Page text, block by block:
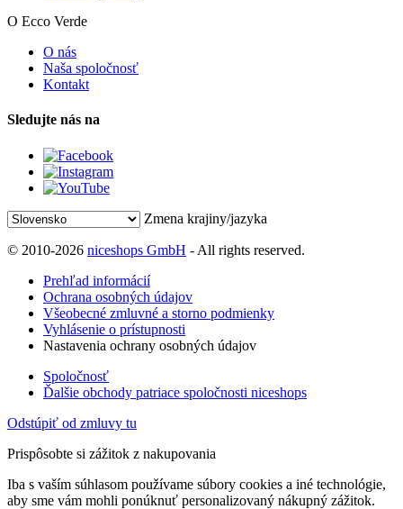
O Ecco Verde
O nás
Naša spoločnosť
Kontakt
Sledujte nás na
Zmena krajiny/jazyka
© 2010-2026 niceshops GmbH - All rights reserved.
Prehľad informácií
Ochrana osobných údajov
Všeobecné zmluvné a storno podmienky
Vyhlásenie o prístupnosti
Nastavenia ochrany osobných údajov
Spoločnosť
Ďalšie obchody patriace spoločnosti niceshops
Odstúpiť od zmluvy tu
Prispôsobte si zážitok z nakupovania
Iba s vaším súhlasom používame súbory cookies a iné technológie,
aby sme vám mohli ponúknuť personalizovaný nákupný zážitok.